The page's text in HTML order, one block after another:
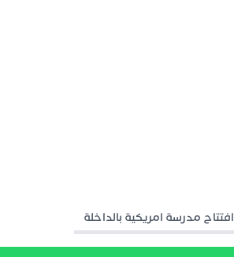
افتتاح مدرسة امريكية بالداخلة